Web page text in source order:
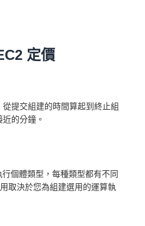
定價
提交組建的時間算起到終止組
的分鐘。
個體類型，每種類型都有不同
取決於您為組建選用的運算執